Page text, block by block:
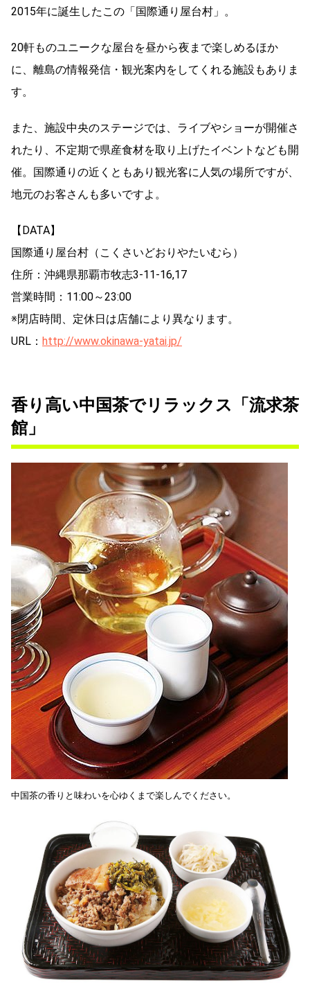
2015年に誕生したこの「国際通り屋台村」。
20軒ものユニークな屋台を昼から夜まで楽しめるほか
に、離島の情報発信・観光案内をしてくれる施設もありま
す。
また、施設中央のステージでは、ライブやショーが開催さ
れたり、不定期で県産食材を取り上げたイベントなども開
催。国際通りの近くともあり観光客に人気の場所ですが、
地元のお客さんも多いですよ。
【DATA】
国際通り屋台村（こくさいどおりやたいむら）
住所：沖縄県那覇市牧志3-11-16,17
営業時間：11:00～23:00
※閉店時間、定休日は店舗により異なります。
URL： http://www.okinawa-yatai.jp/
香り高い中国茶でリラックス「流求茶
館」
中国茶の香りと味わいを心ゆくまで楽しんでください。